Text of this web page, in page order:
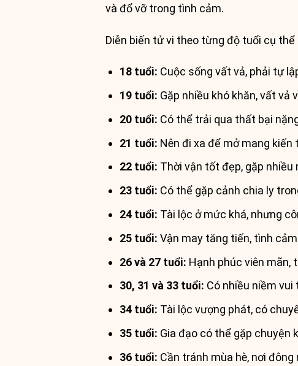
và đổ vỡ trong tình cảm.
Diễn biến tử vi theo từng độ tuổi cụ thể
18 tuổi: Cuộc sống vất vả, phải tự
19 tuổi: Gặp nhiều khó khăn, vất vả
20 tuổi: Có thể trải qua thất bại
21 tuổi: Nên đi xa để mở mang
22 tuổi: Thời vận tốt đẹp, gặp nhiều
23 tuổi: Có thể gặp cảnh chia ly
24 tuổi: Tài lộc ở mức khá, nhưng
25 tuổi: Vận may tăng tiến, tình
26 và 27 tuổi: Hạnh phúc viên mãn,
30, 31 và 33 tuổi: Có nhiều niềm
34 tuổi: Tài lộc vượng phát, có
35 tuổi: Gia đạo có thể gặp chuyện
36 tuổi: Cần tránh mùa hè, nơi